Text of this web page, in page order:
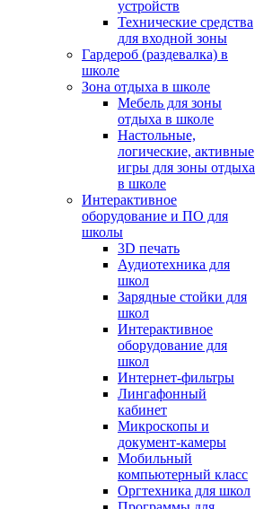
устройств
Технические средства
для входной зоны
Гардероб (раздевалка) в
школе
Зона отдыха в школе
Мебель для зоны
отдыха в школе
Настольные,
логические, активные
игры для зоны отдыха
в школе
Интерактивное
оборудование и ПО для
школы
3D печать
Аудиотехника для
школ
Зарядные стойки для
школ
Интерактивное
оборудование для
школ
Интернет-фильтры
Лингафонный
кабинет
Микроскопы и
документ-камеры
Мобильный
компьютерный класс
Оргтехника для школ